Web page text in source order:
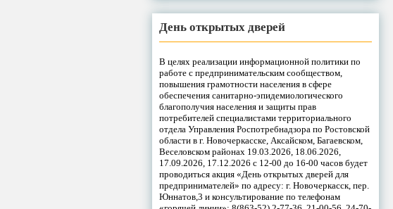
День открытых дверей
В целях реализации информационной политики по
работе с предпринимательским сообществом,
повышения грамотности населения в сфере
обеспечения санитарно-эпидемиологического
благополучия населения и защиты прав
потребителей специалистами территориального
отдела Управления Роспотребнадзора по Ростовской
области в г. Новочеркасске, Аксайском, Багаевском,
Веселовском районах 19.03.2026, 18.06.2026,
17.09.2026, 17.12.2026 с 12-00 до 16-00 часов будет
проводиться акция «День открытых дверей для
предпринимателей» по адресу: г. Новочеркасск, пер.
Юннатов,3 и консультирование по телефонам